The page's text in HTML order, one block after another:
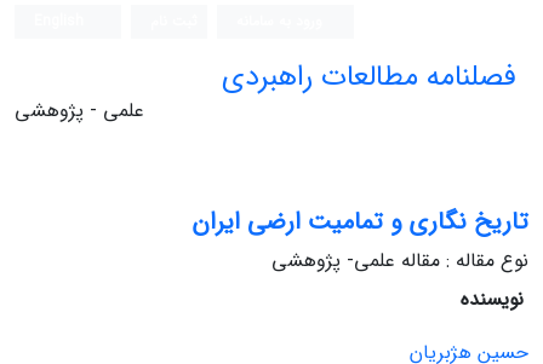
فصلنامه مطالعات راهبردی
علمی - پژوهشی
تاریخ‏ نگاری و تمامیت ارضی ایران
نوع مقاله : مقاله علمی- پژوهشی
نویسنده
حسین هژبریان